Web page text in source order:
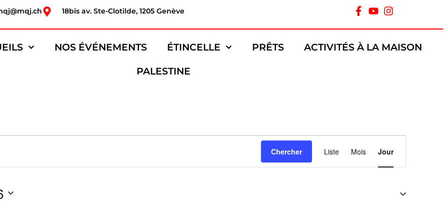
18bis av. Ste-Clotilde, 1205 Genève
NOS ÉVÉNEMENTS ÉTINCELLE PRÊTS ACTIVITÉS À LA MAISON
PALESTINE
Chercher
de
Évènement
Liste Mois Jour